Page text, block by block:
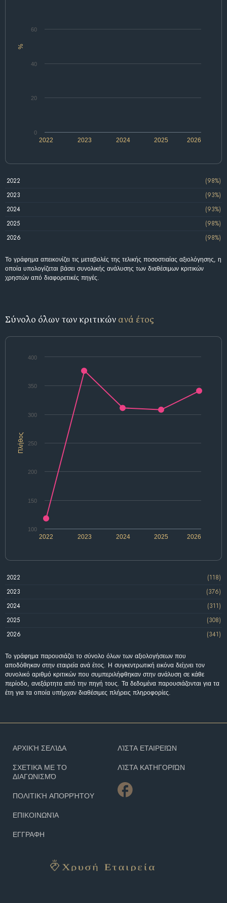
%
2022 2024 2026
2023 2025
0
20
40
60
2022
(98%)
2023
(93%)
2024
(93%)
2025
(98%)
2026
(98%)
Το γράφημα απεικονίζει τις μεταβολές της τελικής ποσοστιαίας αξιολόγησης, η
οποία υπολογίζεται βάσει συνολικής ανάλυσης των διαθέσιμων κριτικών
χρηστών από διαφορετικές πηγές.
Σύνολο όλων των κριτικών ανά έτος
Πλήθος
2025
2022 2023 2024 2026
100
150
200
250
300
350
400
2022
(118)
2023
(376)
2024
(311)
2025
(308)
2026
(341)
Το γράφημα παρουσιάζει το σύνολο όλων των αξιολογήσεων που
αποδόθηκαν στην εταιρεία ανά έτος. Η συγκεντρωτική εικόνα δείχνει τον
συνολικό αριθμό κριτικών που συμπεριλήφθηκαν στην ανάλυση σε κάθε
περίοδο, ανεξάρτητα από την πηγή τους. Τα δεδομένα παρουσιάζονται για τα
έτη για τα οποία υπήρχαν διαθέσιμες πλήρεις πληροφορίες.
ΑΡΧΙΚΉ ΣΕΛΊΔΑ
ΣΧΕΤΙΚΆ ΜΕ ΤΟ
ΔΙΑΓΩΝΙΣΜΌ
ΠΟΛΙΤΙΚΉ ΑΠΟΡΡΉΤΟΥ
ΕΠΙΚΟΙΝΩΝΊΑ
ΕΓΓΡΑΦΗ
ΛΊΣΤΑ ΕΤΑΙΡΕΙΏΝ
ΛΊΣΤΑ ΚΑΤΗΓΟΡΙΏΝ